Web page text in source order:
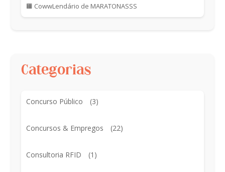
🟧 CowwLendário de MARATONASSS
Categorias
Concurso Público (3)
Concursos & Empregos (22)
Consultoria RFID (1)